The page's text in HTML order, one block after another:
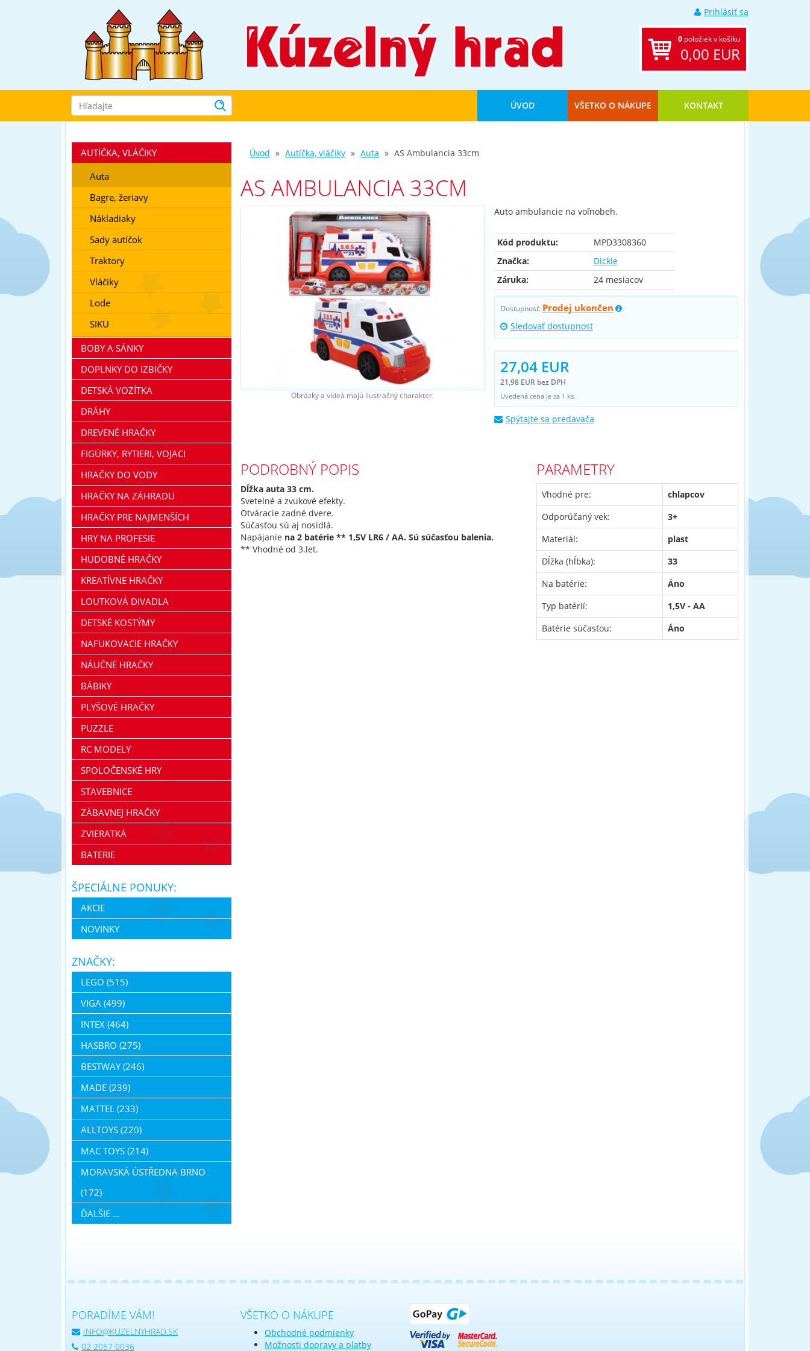
k
Prihlásiť sa
0 položiek v košíku
0,00 EUR
ÚVOD VŠETKO O NÁKUPE KONTAKT
Úvod Autíčka, vláčiky Auta AS Ambulancia 33cm
AS AMBULANCIA 33CM
Obrázky a videá majú ilustračný charakter.
Auto ambulancie na voľnobeh.
Kód produktu:
MPD3308360
Značka:
Dickie
Záruka:
24 mesiacov
Dostupnosť: Prodej ukončen
Sledovať dostupnost
27,04 EUR
21,98 EUR bez DPH
Uvedená cena je za 1 ks.
Spýtajte sa predavača
PODROBNÝ POPIS
Dĺžka auta 33 cm.
Svetelné a zvukové efekty.
Otváracie zadné dvere.
Súčasťou sú aj nosidlá.
Napájanie na 2 batérie ** 1,5V LR6 / AA. Sú súčasťou balenia.
** Vhodné od 3.let.
PARAMETRY
Vhodné pre:
chlapcov
Odporúčaný vek:
3+
Materiál:
plast
Dĺžka (hĺbka):
33
Na batérie:
Áno
Typ batérií:
1,5V - AA
Batérie súčasťou:
Áno
AUTÍČKA, VLÁČIKY
Auta
Bagre, žeriavy
Nákladiaky
Sady autíčok
Traktory
Vláčiky
Lode
SIKU
BOBY A SÁNKY
DOPLNKY DO IZBIČKY
DETSKÁ VOZÍTKA
DRÁHY
DREVENÉ HRAČKY
FIGÚRKY, RYTIERI, VOJACI
HRAČKY DO VODY
HRAČKY NA ZÁHRADU
HRAČKY PRE NAJMENŠÍCH
HRY NA PROFESIE
HUDOBNÉ HRAČKY
KREATÍVNE HRAČKY
LOUTKOVÁ DIVADLA
DETSKÉ KOSTÝMY
NAFUKOVACIE HRAČKY
NÁUČNÉ HRAČKY
BÁBIKY
PLYŠOVÉ HRAČKY
PUZZLE
RC MODELY
SPOLOČENSKÉ HRY
STAVEBNICE
ZÁBAVNEJ HRAČKY
ZVIERATKÁ
BATERIE
ŠPECIÁLNE PONUKY:
AKCIE
NOVINKY
ZNAČKY:
LEGO (515)
VIGA (499)
INTEX (464)
HASBRO (275)
BESTWAY (246)
MADE (239)
MATTEL (233)
ALLTOYS (220)
MAC TOYS (214)
MORAVSKÁ ÚSTŘEDNA BRNO
(172)
ĎALŠIE ...
PORADÍME VÁM!
INFO@KUZELNYHRAD.SK
02 2057 0036
VŠETKO O NÁKUPE
Obchodné podmienky
Možnosti dopravy a platby